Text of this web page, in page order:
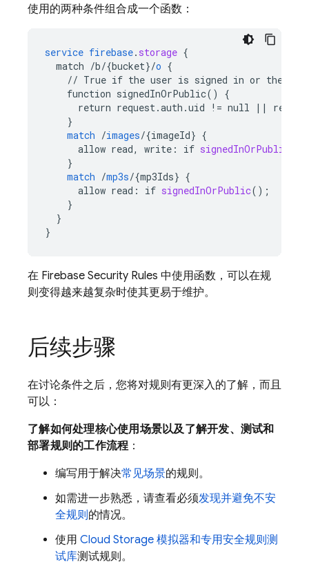
使用的两种条件组合成一个函数：
service firebase. storage {
match /b/{bucket}/o {
// True if the user is signed in or the
function signedInOrPublic()
{
return request.auth.uid != null ||
}
match /images/{imageId} {
allow read, write : if signedInOrPublic
}
match /mp3s/{mp3Ids} {
allow read : if signedInOrPublic();
}
}
}
在 Firebase Security Rules 中使用函数，可以在规
则变得越来越复杂时使其更易于维护。
后续步骤
在讨论条件之后，您将对规则有更深入的了解，而且
可以：
了解如何处理核心使用场景以及了解开发、测试和
部署规则的工作流程：
编写用于解决常见场景的规则。
如需进一步熟悉，请查看必须发现并避免不安
全规则的情况。
使用 Cloud Storage 模拟器和专用安全规则测
试库测试规则。